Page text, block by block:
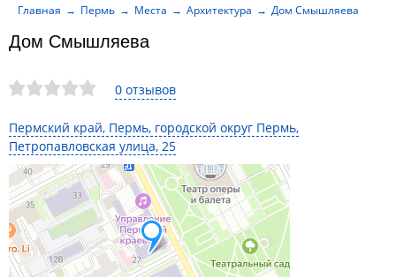
0 отзывов
Пермский край, Пермь, городской округ Пермь,
Петропавловская улица, 25
Дом Смышляева
Главная Пермь Места Архитектура Дом Смышляева